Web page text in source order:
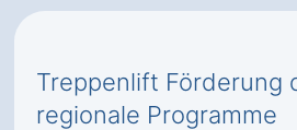
Treppenlift Förderung
regionale Programme